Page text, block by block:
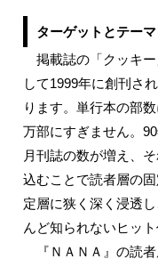
ターゲットとテーマ
掲載誌の「クッキー
して1999年に創刊さ
ります。単行本の部
万部にすぎません。
月刊誌の数が増え、
込むことで読者層の
定層に狭く深く浸透
んど知られないヒッ
『ＮＡＮＡ』の読者